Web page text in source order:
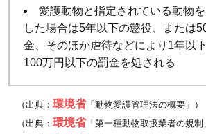
愛護動物と指定されている動物
した場合は5年以下の懲役、または
金、そのほか虐待などにより1年以
100万円以下の罰金を処される
（出典： 環境省「動物愛護管理法の概要」）
（出典： 環境省「第一種動物取扱業者の規制